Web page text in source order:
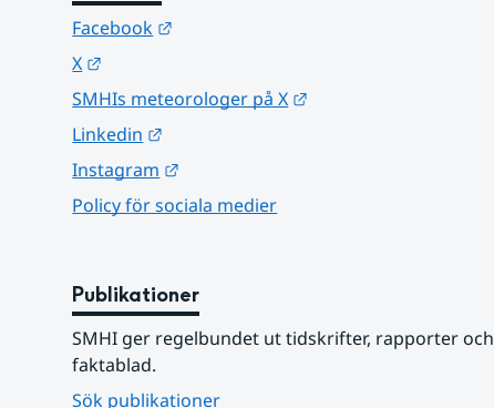
Facebook
X
SMHIs meteorologer på X
Linkedin
Instagram
Policy för sociala medier
Publikationer
SMHI ger regelbundet ut tidskrifter, rapporter och
faktablad.
Sök publikationer